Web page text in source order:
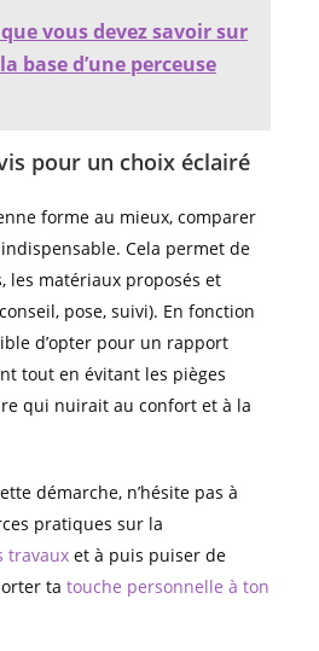
que vous devez savoir sur
base d’une perceuse
pour un choix éclairé
forme au mieux, comparer
Cela permet de
les matériaux proposés et
pose, suivi). En fonction
d’opter pour un rapport
tout en évitant les pièges
qui nuirait au confort et à la
démarche, n’hésite pas à
pratiques sur la
travaux et à puis puiser de
ta touche personnelle à ton